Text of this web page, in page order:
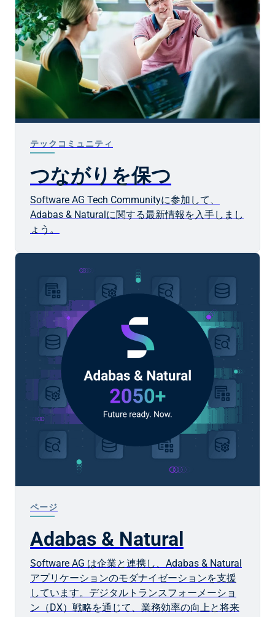
テックコミュニティ
つながりを保つ
Software AG Tech Communityに参加して、
Adabas & Naturalに関する最新情報を入手しまし
ょう。
ページ
Adabas & Natural
Software AG は企業と連携し、Adabas & Natural
アプリケーションのモダナイゼーションを支援
しています。デジタルトランスフォーメーショ
ン（DX）戦略を通じて、業務効率の向上と将来